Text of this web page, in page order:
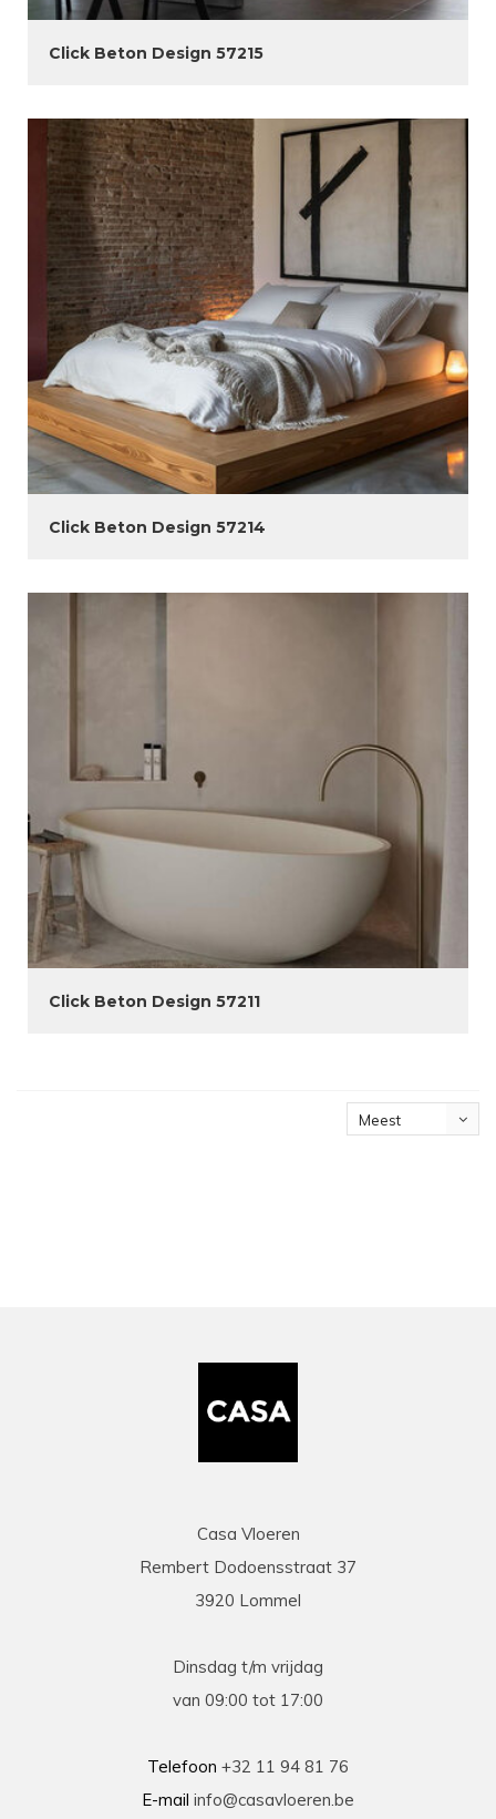
Click Beton Design 57215
Click Beton Design 57214
Click Beton Design 57211
Meest
Casa Vloeren
Rembert Dodoensstraat 37
3920 Lommel
Dinsdag t/m vrijdag
van 09:00 tot 17:00
Telefoon +32 11 94 81 76
E-mail info@casavloeren.be